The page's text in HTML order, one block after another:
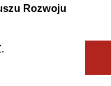
Rozwoju